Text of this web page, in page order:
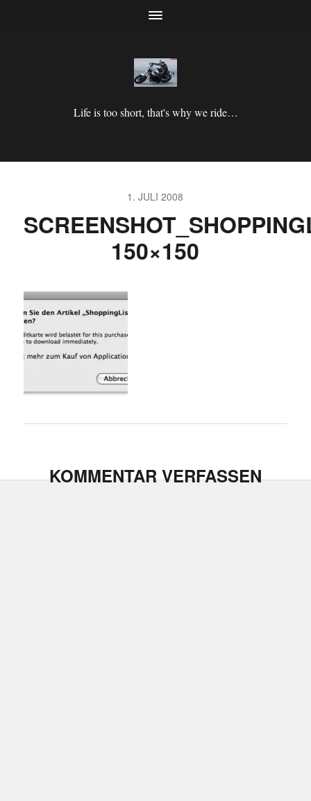
Life is too short, that's why we ride…
1. JULI 2008
150×150
KOMMENTAR VERFASSEN